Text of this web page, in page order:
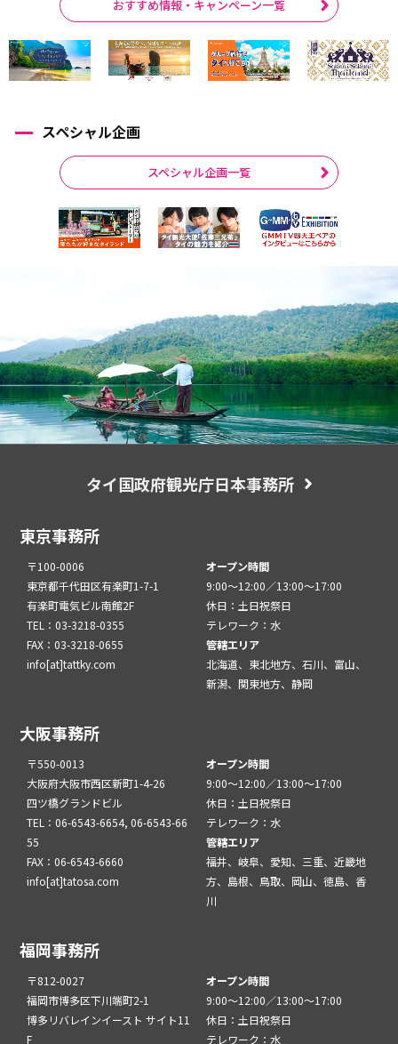
おすすめ情報・キャンペーン一覧
スペシャル企画
スペシャル企画一覧
タイ国政府観光庁日本事務所
東京事務所
〒100-0006
東京都千代田区有楽町1-7-1
有楽町電気ビル南館2F
TEL：03-3218-0355
FAX：03-3218-0655
info[at]tattky.com
オープン時間
9:00～12:00／13:00～17:00
休日：土日祝祭日
テレワーク：水
管轄エリア
北海道、東北地方、石川、富山、
新潟、関東地方、静岡
大阪事務所
〒550-0013
大阪府大阪市西区新町1-4-26
四ツ橋グランドビル
TEL：06-6543-6654, 06-6543-66
55
FAX：06-6543-6660
info[at]tatosa.com
オープン時間
9:00～12:00／13:00～17:00
休日：土日祝祭日
テレワーク：水
管轄エリア
福井、岐阜、愛知、三重、近畿地
方、島根、鳥取、岡山、徳島、香
川
福岡事務所
〒812-0027
福岡市博多区下川端町2-1
博多リバレインイースト サイト11
F
オープン時間
9:00～12:00／13:00～17:00
休日：土日祝祭日
テレワーク：水